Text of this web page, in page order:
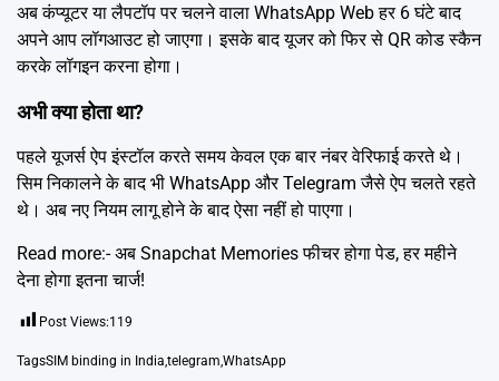
अब कंप्यूटर या लैपटॉप पर चलने वाला WhatsApp Web हर 6 घंटे बाद
अपने आप लॉगआउट हो जाएगा। इसके बाद यूजर को फिर से QR कोड स्कैन
करके लॉगइन करना होगा।
अभी क्या होता था?
पहले यूजर्स ऐप इंस्टॉल करते समय केवल एक बार नंबर वेरिफाई करते थे।
सिम निकालने के बाद भी WhatsApp और Telegram जैसे ऐप चलते रहते
थे। अब नए नियम लागू होने के बाद ऐसा नहीं हो पाएगा।
Read more:-अब Snapchat Memories फीचर होगा पेड, हर महीने
देना होगा इतना चार्ज!
Post Views:119
TagsSIM binding in India telegram WhatsApp